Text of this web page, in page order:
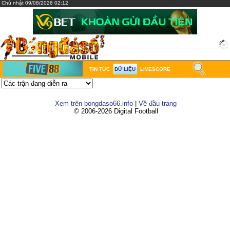
Chủ nhật 09/08/2026 02:12
TIN TỨC DỮ LIỆU LIVESCORE
Xem trên bongdaso66.info
Về đầu trang
© 2006-2026 Digital Football